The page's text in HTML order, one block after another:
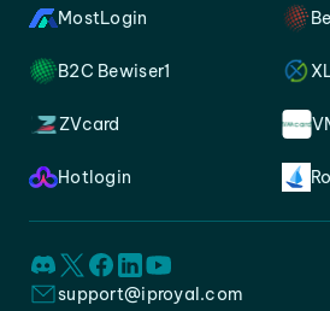
MostLogin
B2C Bewiser1
ZVcard
Hotlogin
support@iproyal.com